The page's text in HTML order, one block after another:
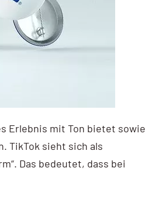
Erlebnis mit Ton bietet sowie
TikTok sieht sich als
Das bedeutet, dass bei